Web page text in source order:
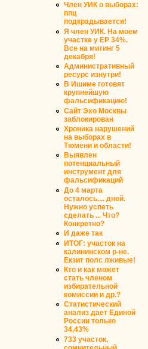
Член УИК о выборах:
ппц
подкрадывается!
Я член УИК. На моем
участке у ЕР 34%.
Все на митинг 5
декабря!
Административный
ресурс изнутри!
В Ишиме готовят
крупнейшую
фальсификацию!
Сайт Эхо Москвы
заблокирован
Хроника нарушений
на выборах в
Тюмени и области!
Выявлен
потенциальный
инструмент для
фальсификаций
До 4 марта
осталось.... дней.
Нужно успеть
сделать ... Что?
Конкретно?
И даже так
ИТОГ: участок на
калининском р-не.
Екзит полс лживые!
Кто и как может
стать членом
избирательной
комиссии и др.?
Статистический
анализ дает Единой
России только
34,43%
733 участок,